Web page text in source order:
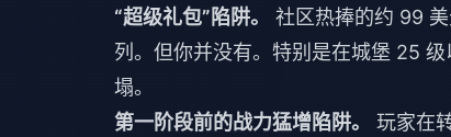
“超级礼包”陷阱。
社区热捧的约 99
列。但你并没有。特别是在城堡 25
塌。
第一阶段前的战力猛增陷阱。
玩家在